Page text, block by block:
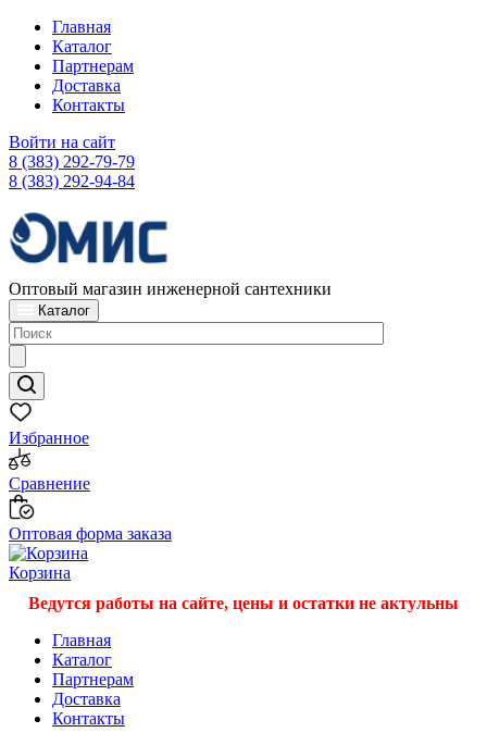
Главная
Каталог
Партнерам
Доставка
Контакты
Войти на сайт
8 (383) 292-79-79
8 (383) 292-94-84
Оптовый магазин инженерной сантехники
Каталог
Избранное
Сравнение
Оптовая форма заказа
Корзина
Ведутся работы на сайте, цены и остатки не актульны
Главная
Каталог
Партнерам
Доставка
Контакты